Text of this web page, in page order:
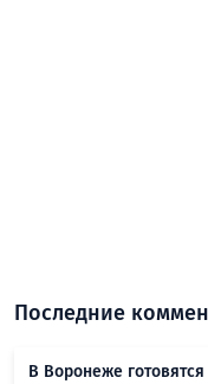
Последние
В Воронеже